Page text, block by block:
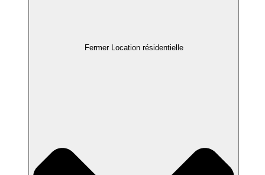
Fermer Location résidentielle